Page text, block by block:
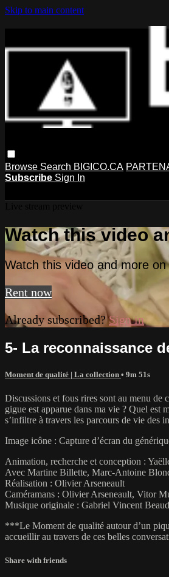
Skip to main content
Browse Search BIGICO.CA
Subscribe Sign In
Watch this video
Watch this video and more
Rent now
Already subscribed?Sign in
5- La reconnaissance
Moment de qualité | La collection • 9m 51s
Discussions et fous rires sont au menu de
gigue est apparue dans ma vie ? Quel est
s’infiltre à travers les parcours de vie des
Image icône : Capture d’écran du
Animation, recherche et conception :
Avec Martine Billette, Marc-Antoine
Réalisation : Olivier Arseneault
Caméramans : Olivier Arseneault, Vitor
Musique originale : Gabriel Vincent
***Le Moment de qualité autour d’un
accueillir au travers de ces belles
Share with friends